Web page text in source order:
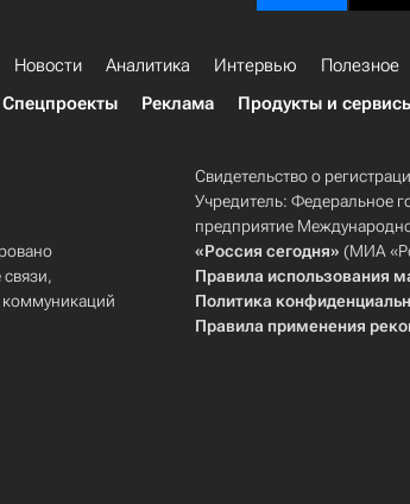
Новости Аналитика Интервью Полезное
Спецпроекты
Реклама Продукты и
Свидетельство о
Учредитель: Федеральное
предприятие
«Россия сегодня» (МИА
Правила использования
Политика
Правила применения